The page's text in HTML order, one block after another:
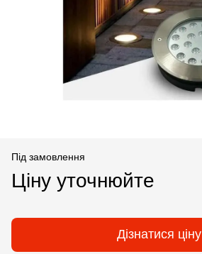
Під замовлення
Ціну уточнюйте
Дізнатися ціну